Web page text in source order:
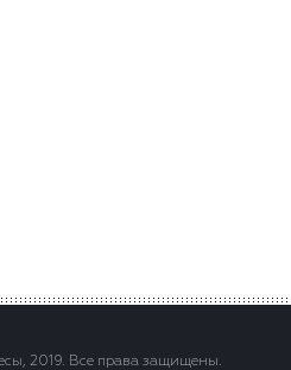
2019. Все права защищены.